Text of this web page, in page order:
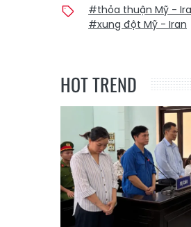
#thỏa thuận Mỹ -
#xung đột Mỹ - Iran
HOT TREND